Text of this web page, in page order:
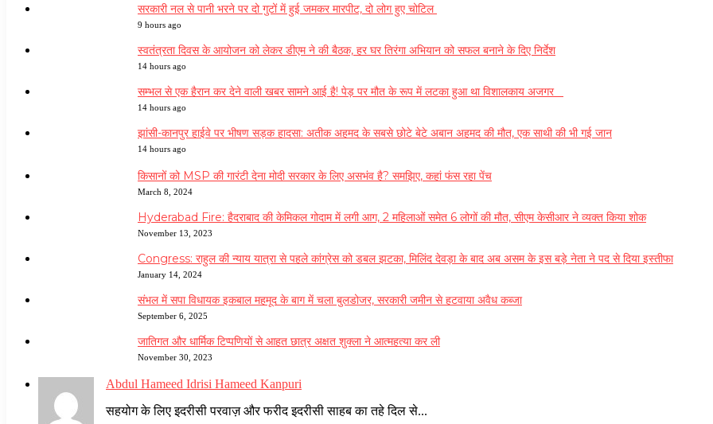
सरकारी नल से पानी भरने पर दो गुटों में हुई जमकर मारपीट, दो लोग हुए चोटिल
9 hours ago
स्वतंत्रता दिवस के आयोजन को लेकर डीएम ने की बैठक, हर घर तिरंगा अभियान को सफल बनाने के दिए निर्देश
14 hours ago
सम्भल से एक हैरान कर देने वाली खबर सामने आई है! पेड़ पर मौत के रूप में लटका हुआ था विशालकाय अजगर
14 hours ago
झांसी-कानपुर हाईवे पर भीषण सड़क हादसा: अतीक अहमद के सबसे छोटे बेटे अबान अहमद की मौत, एक साथी की भी गई जान
14 hours ago
किसानों को MSP की गारंटी देना मोदी सरकार के लिए असभंव है? समझिए, कहां फंस रहा पेंच
March 8, 2024
Hyderabad Fire: हैदराबाद की केमिकल गोदाम में लगी आग, 2 महिलाओं समेत 6 लोगों की मौत, सीएम केसीआर ने व्यक्त किया शोक
November 13, 2023
Congress: राहुल की न्याय यात्रा से पहले कांग्रेस को डबल झटका, मिलिंद देवड़ा के बाद अब असम के इस बड़े नेता ने पद से दिया इस्तीफा
January 14, 2024
संभल में सपा विधायक इकबाल महमूद के बाग में चला बुलडोजर, सरकारी जमीन से हटवाया अवैध कब्जा
September 6, 2025
जातिगत और धार्मिक टिप्पणियों से आहत छात्र अक्षत शुक्ला ने आत्महत्या कर ली
November 30, 2023
Abdul Hameed Idrisi Hameed Kanpuri
सहयोग के लिए इदरीसी परवाज़ और फरीद इदरीसी साहब का तहे दिल से...